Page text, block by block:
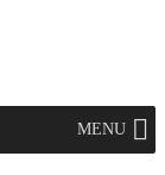
MENU